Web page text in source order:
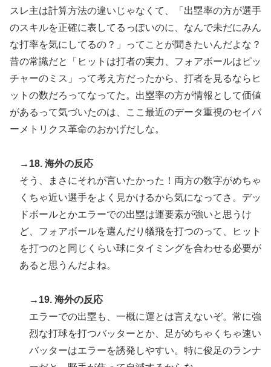
スレ主は計算方法の違いじゃなくて、「出塁率の方が選手
のスキルを正確に表してるっぽいのに、なんで未だにみん
な打率を気にしてるの？」ってことが聞きたいんだよな？
昔の常識だと「ヒットは打者の実力、フォアボールはピッ
チャーのミス」って考え方だったから、打者を見るならヒ
ットの数だろってなってた。出塁率の方が情報として価値
があるって気づいたのは、ここ最近のデータ重視のセイバ
ーメトリクス革命のおかげだしな。
→18. 海外の反応
そう、まさにそれが言いたかった！両方の数字がめちゃ
くちゃ近い選手をよく見かけるから気になってさ。デッ
ドボールとかエラーでの出塁は運要素が強いと思うけ
ど、フォアボールを選んだり犠飛を打つのって、ヒット
を打つのと同じくらい球にタイミングを合わせる必要が
あると思うんだよね。
→19. 海外の反応
エラーでの出塁も、一概に運とは言えないぞ。常に強
烈な打球を打つバッターとか、足がめちゃくちゃ速い
バッターはエラーを誘発しやすい。特に俊足のランナ